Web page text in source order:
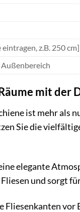
z.B. 250 cm]
mit der
ist mehr als
Sie die
elegante
und sorgt
Fliesenkanten